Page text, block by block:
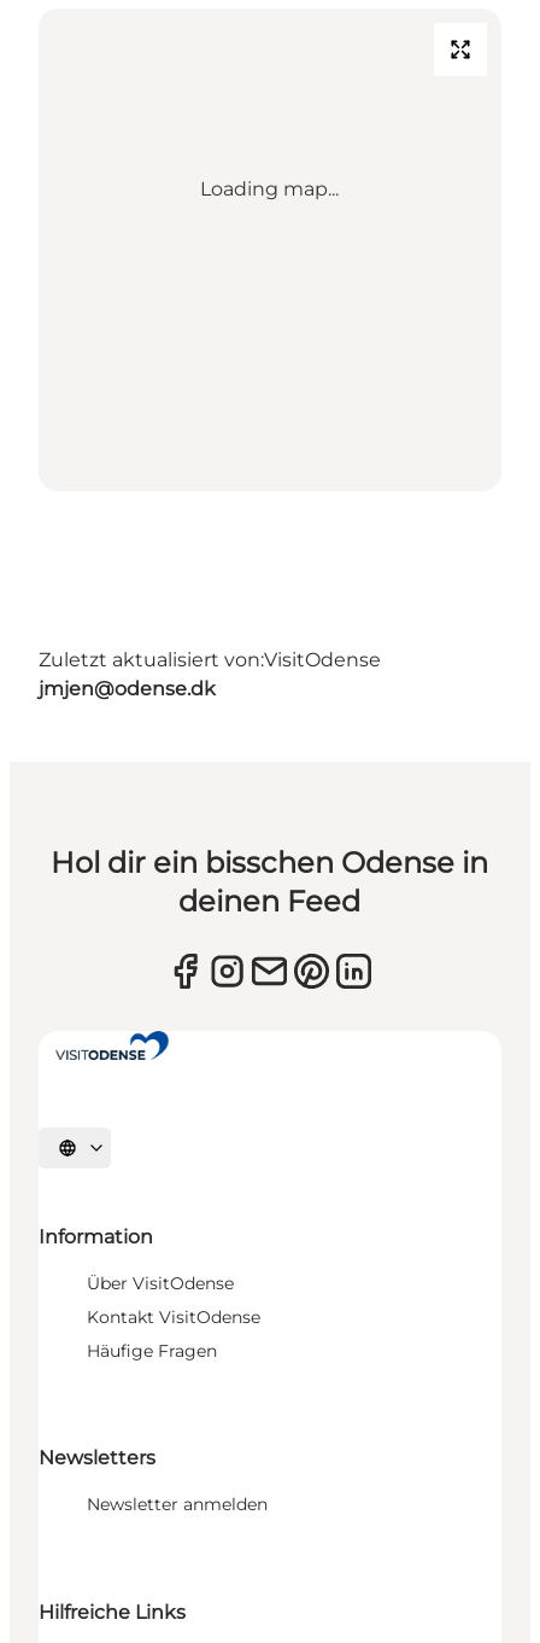
Loading map...
Zuletzt aktualisiert von:VisitOdense
jmjen@odense.dk
Hol dir ein bisschen Odense in
deinen Feed
Sprache auswählen
Information
Über VisitOdense
Kontakt VisitOdense
Häufige Fragen
Newsletters
Newsletter anmelden
Hilfreiche Links